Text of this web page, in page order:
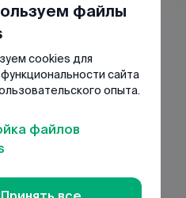
файлы
cookies для
сайта
опыта.
файлов